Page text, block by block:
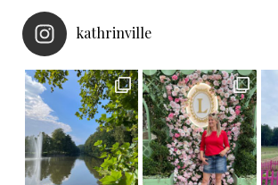
kathrinville